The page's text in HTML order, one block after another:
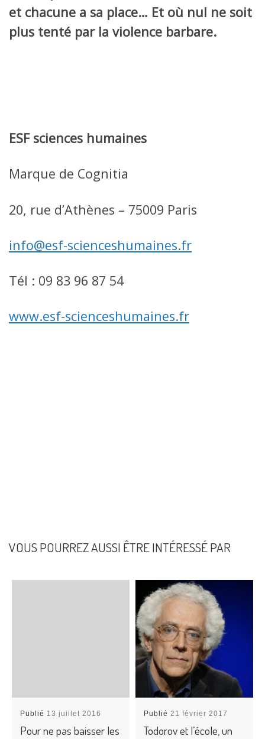
et chacune a sa place… Et où nul ne soit
plus tenté par la violence barbare.
ESF sciences humaines
Marque de Cognitia
20, rue d’Athènes – 75009 Paris
info@esf-scienceshumaines.fr
Tél : 09 83 96 87 54
www.esf-scienceshumaines.fr
VOUS POURREZ AUSSI ÊTRE INTÉRESSÉ PAR
Publié 13 juillet 2016
Pour ne pas baisser les
Publié21 février 2017
Todorov et l’école, un